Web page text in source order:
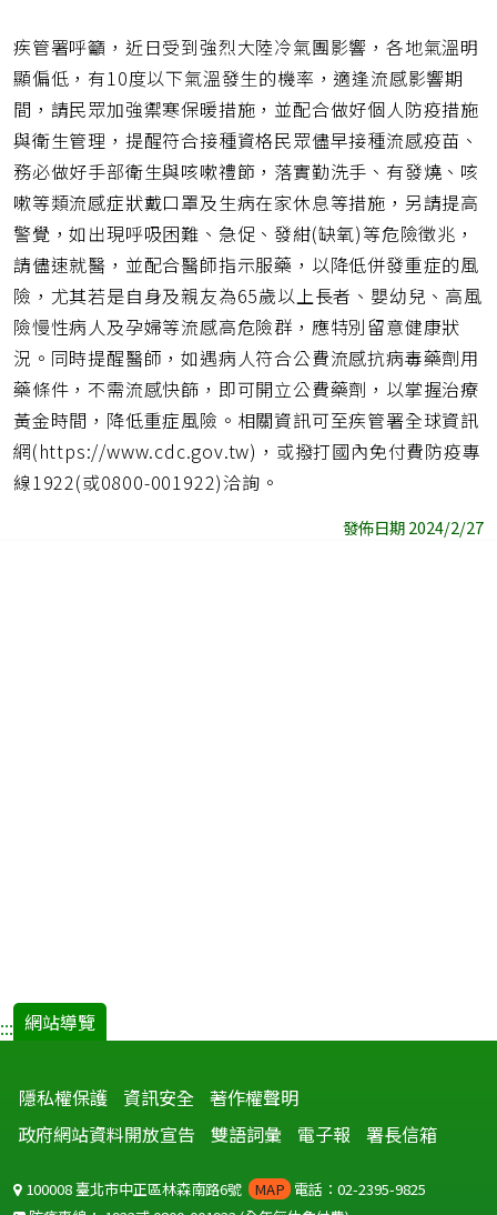
疾管署呼籲，近日受到強烈大陸冷氣團影響，各地氣溫明
顯偏低，有10度以下氣溫發生的機率，適逢流感影響期
間，請民眾加強禦寒保暖措施，並配合做好個人防疫措施
與衛生管理，提醒符合接種資格民眾儘早接種流感疫苗、
務必做好手部衛生與咳嗽禮節，落實勤洗手、有發燒、咳
嗽等類流感症狀戴口罩及生病在家休息等措施，另請提高
警覺，如出現呼吸困難、急促、發紺(缺氧)等危險徵兆，
請儘速就醫，並配合醫師指示服藥，以降低併發重症的風
險，尤其若是自身及親友為65歲以上長者、嬰幼兒、高風
險慢性病人及孕婦等流感高危險群，應特別留意健康狀
況。同時提醒醫師，如遇病人符合公費流感抗病毒藥劑用
藥條件，不需流感快篩，即可開立公費藥劑，以掌握治療
黃金時間，降低重症風險。相關資訊可至疾管署全球資訊
網(https://www.cdc.gov.tw)，或撥打國內免付費防疫專
線1922(或0800-001922)洽詢。
發佈日期 2024/2/27
::: 網站導覽
隱私權保護 資訊安全 著作權聲明
政府網站資料開放宣告
雙語詞彙 電子報 署長信箱
100008 臺北市中正區林森南路6號 MAP 電話：02-2395-9825